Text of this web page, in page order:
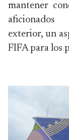
mantener
aficionados
exterior, un
FIFA para los